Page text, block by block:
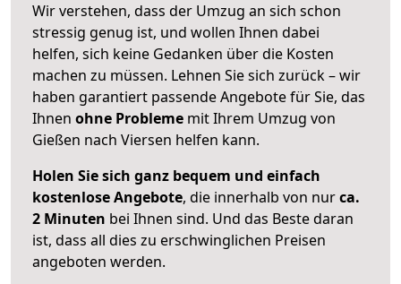
Wir verstehen, dass der Umzug an sich schon
stressig genug ist, und wollen Ihnen dabei
helfen, sich keine Gedanken über die Kosten
machen zu müssen. Lehnen Sie sich zurück – wir
haben garantiert passende Angebote für Sie, das
Ihnen ohne Probleme mit Ihrem Umzug von
Gießen nach Viersen helfen kann.
Holen Sie sich ganz bequem und einfach
kostenlose Angebote, die innerhalb von nurca.
2 Minuten bei Ihnen sind. Und das Beste daran
ist, dass all dies zu erschwinglichen Preisen
angeboten werden.